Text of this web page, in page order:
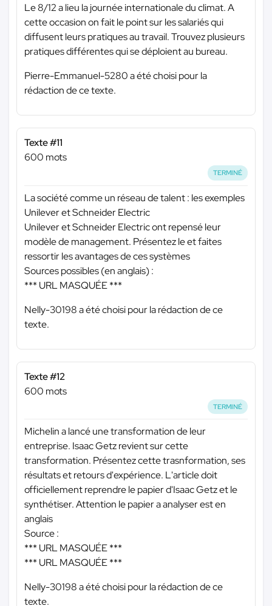
Le 8/12 a lieu la journée internationale du climat. A
cette occasion on fait le point sur les salariés qui
diffusent leurs pratiques au travail. Trouvez plusieurs
pratiques différentes qui se déploient au bureau.
Pierre-Emmanuel-5280 a été choisi pour la
rédaction de ce texte.
Texte #11
600 mots
TERMINÉ
La société comme un réseau de talent : les exemples
Unilever et Schneider Electric
Unilever et Schneider Electric ont repensé leur
modèle de management. Présentez le et faites
ressortir les avantages de ces systèmes
Sources possibles (en anglais) :
*** URL MASQUÉE ***
Nelly-30198 a été choisi pour la rédaction de ce
texte.
Texte #12
600 mots
TERMINÉ
Michelin a lancé une transformation de leur
entreprise. Isaac Getz revient sur cette
transformation. Présentez cette trasnformation, ses
résultats et retours d'expérience. L'article doit
officiellement reprendre le papier d'Isaac Getz et le
synthétiser. Attention le papier a analyser est en
anglais
Source :
*** URL MASQUÉE ***
*** URL MASQUÉE ***
Nelly-30198 a été choisi pour la rédaction de ce
texte.